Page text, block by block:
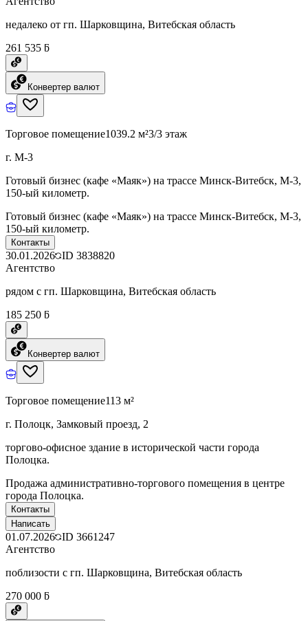
недалеко от гп. Шарковщина, Витебская область
261 535 ƃ
Конвертер валют
Торговое помещение1039.2 м²3/3 этаж
г. М-3
Готовый бизнес (кафе «Маяк») на трассе Минск-Витебск, М-3,
150-ый километр.
Готовый бизнес (кафе «Маяк») на трассе Минск-Витебск, М-3,
150-ый километр.
Контакты
30.01.2026 ID 3838820
Агентство
рядом с гп. Шарковщина, Витебская область
185 250 ƃ
Конвертер валют
Торговое помещение113 м²
г. Полоцк, Замковый проезд, 2
торгово-офисное здание в исторической части города
Полоцка.
Продажа административно-торгового помещения в центре
города Полоцка.
Контакты
Написать
01.07.2026 ID 3661247
Агентство
поблизости с гп. Шарковщина, Витебская область
270 000 ƃ